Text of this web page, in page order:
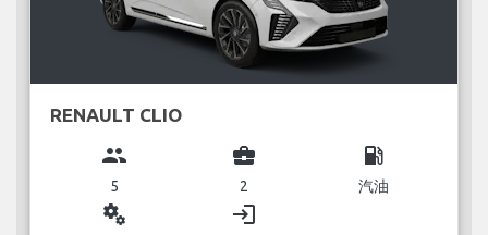
RENAULT CLIO
group
5
business_center
2
local_gas_station
汽油
miscellaneous_services login